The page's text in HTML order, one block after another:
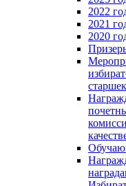
2022
2021
2020